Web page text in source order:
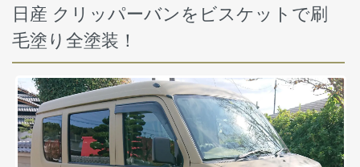
日産 クリッパーバンをビスケットで刷
毛塗り全塗装！